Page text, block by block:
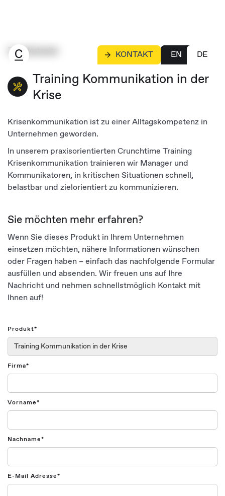
KONTAKT EN DE
Zur Startseite
Training Kommunikation in der
Krise
Krisenkommunikation ist zu einer Alltagskompetenz in
Unternehmen geworden.
In unserem praxisorientierten Crunchtime Training
Krisenkommunikation trainieren wir Manager und
Kommunikatoren, in kritischen Situationen schnell,
belastbar und zielorientiert zu kommunizieren.
Sie möchten mehr erfahren?
Wenn Sie dieses Produkt in Ihrem Unternehmen
einsetzen möchten, nähere Informationen wünschen
oder Fragen haben – einfach das nachfolgende Formular
ausfüllen und absenden. Wir freuen uns auf Ihre
Nachricht und nehmen schnellstmöglich Kontakt mit
Ihnen auf!
Produkt*
Firma*
Vorname*
Nachname*
E-Mail Adresse*